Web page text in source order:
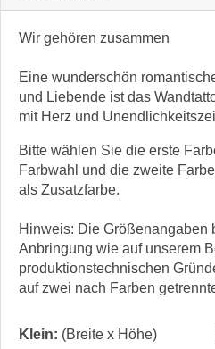
Wir gehören zusammen
Eine wunderschön
und Liebende ist das
mit Herz und
Bitte wählen Sie die erste
Farbwahl und die zweite
als Zusatzfarbe.
Hinweis: Die Größenangaben
Anbringung wie auf unserem
produktionstechnischen
auf zwei nach Farben
Klein: (Breite x Höhe)